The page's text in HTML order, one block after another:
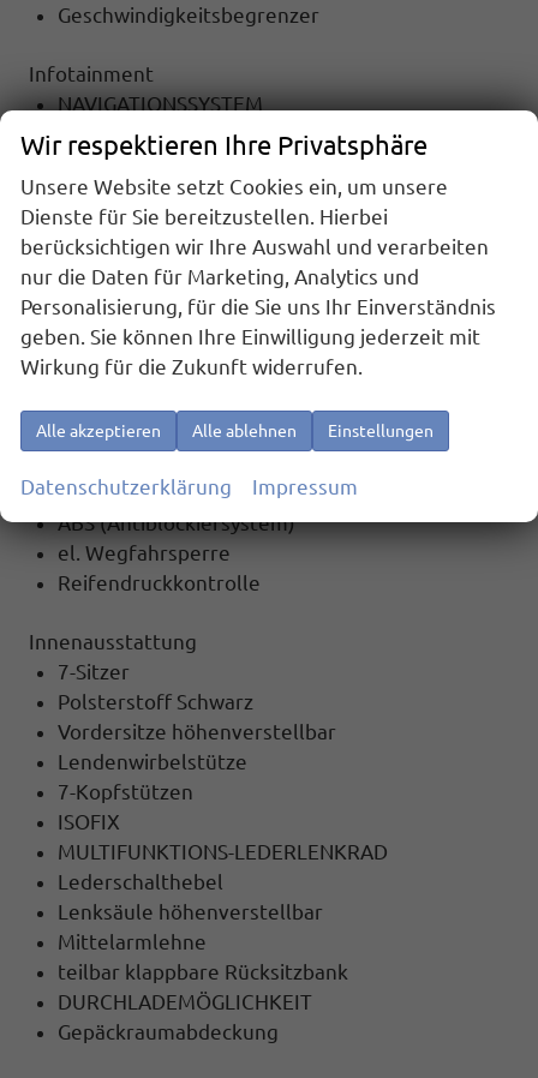
Geschwindigkeitsbegrenzer
Infotainment
NAVIGATIONSSYSTEM
RADIO Radio
TOUCHSCREEN
Radiobedienung am Lenkrad
MP3-Wiedergabe
DAB
USB-Anschluss
Freisprecheinrichtung
Bluetooth
6x Airbag
Alarmanlage
ABS (Antiblockiersystem)
el. Wegfahrsperre
Reifendruckkontrolle
Innenausstattung
7-Sitzer
Polsterstoff Schwarz
Vordersitze höhenverstellbar
Lendenwirbelstütze
7-Kopfstützen
ISOFIX
MULTIFUNKTIONS-LEDERLENKRAD
Lederschalthebel
Lenksäule höhenverstellbar
Mittelarmlehne
teilbar klappbare Rücksitzbank
DURCHLADEMÖGLICHKEIT
Gepäckraumabdeckung
Wir respektieren Ihre Privatsphäre
Unsere Website setzt Cookies ein, um unsere
Dienste für Sie bereitzustellen. Hierbei
berücksichtigen wir Ihre Auswahl und verarbeiten
nur die Daten für Marketing, Analytics und
Personalisierung, für die Sie uns Ihr Einverständnis
geben. Sie können Ihre Einwilligung jederzeit mit
Wirkung für die Zukunft widerrufen.
Alle akzeptieren Alle ablehnen Einstellungen
Datenschutzerklärung Impressum